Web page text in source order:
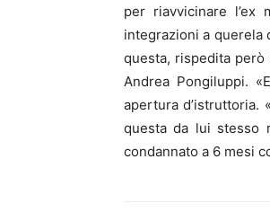
per riavvicinare l’ex
integrazioni a querela
questa, rispedita però
Andrea Pongiluppi.
apertura d’istruttoria.
questa da lui stesso
condannato a 6 mesi